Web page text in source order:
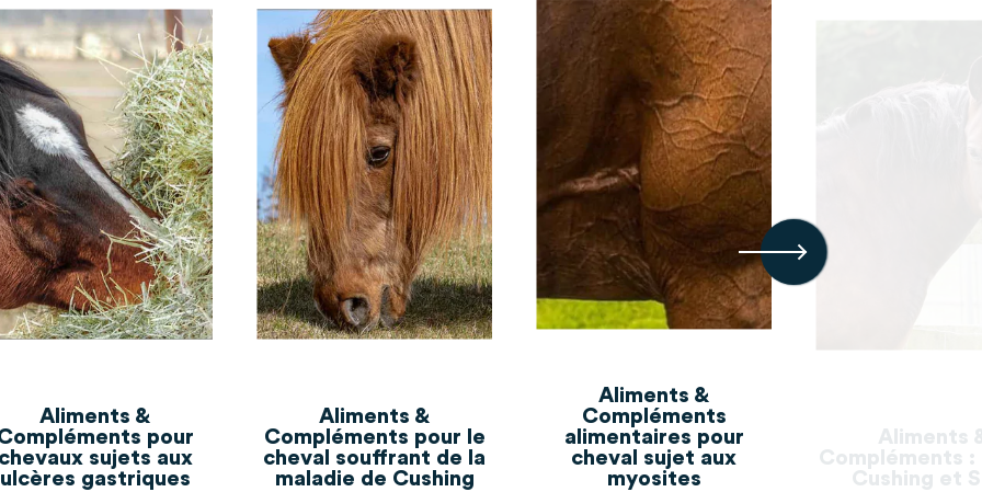
Aliments &
pour
chevaux sujets aux
ulcères gastriques
Aliments &
Compléments pour le
cheval souffrant de la
maladie de Cushing
Aliments &
Compléments
alimentaires pour
cheval sujet aux
myosites
Aliments
Compléments :
Cushing et